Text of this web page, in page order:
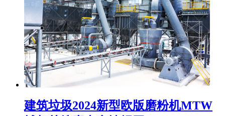
建筑垃圾2024新型欧版磨粉机MTW